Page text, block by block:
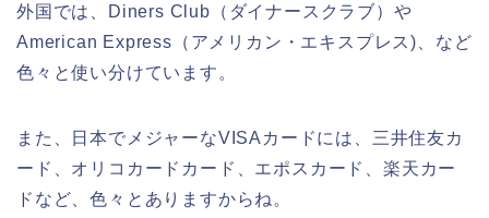
外国では、Diners Club（ダイナースクラブ）や
American Express（アメリカン・エキスプレス)、など
色々と使い分けています。
また、日本でメジャーなVISAカードには、三井住友カ
ード、オリコカードカード、エポスカード、楽天カー
ドなど、色々とありますからね。